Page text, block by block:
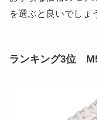
を選ぶと良いでしょ
ランキング3位